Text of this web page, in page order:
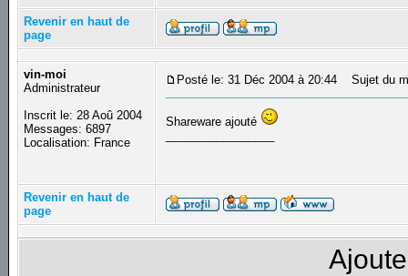
Revenir en haut de
page
vin-moi
Administrateur
Inscrit le: 28 Aoû 2004
Messages: 6897
Localisation: France
Posté le: 31 Déc 2004 à 20:44 Sujet du
Shareware ajouté
Revenir en haut de
page